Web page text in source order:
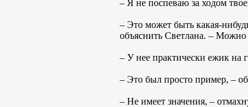
– Я не поспеваю за ходом
– Это может быть какая-
объяснить Светлана. –
– У нее практически ежик на
– Это был просто пример, –
– Не имеет значения, –